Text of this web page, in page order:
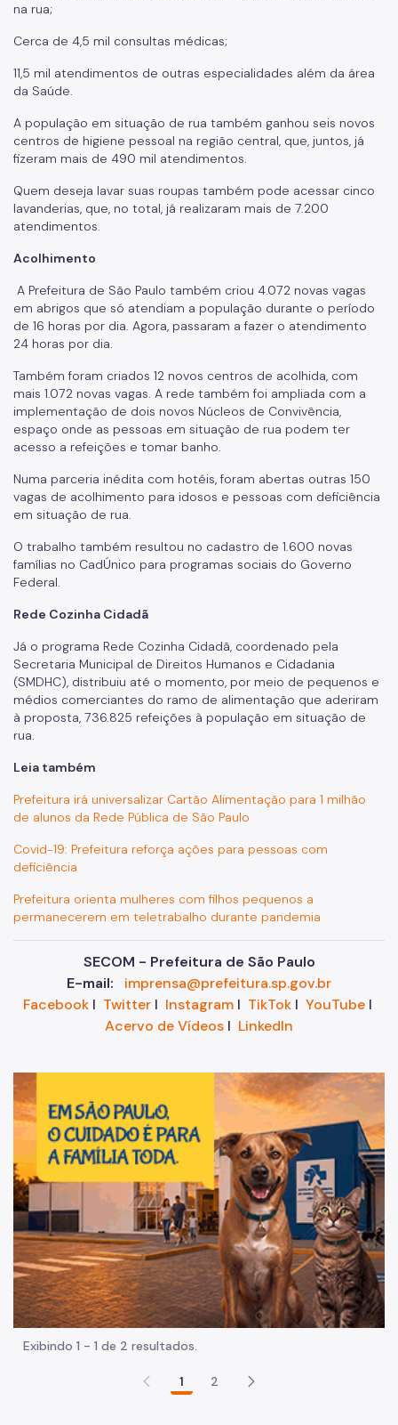
na rua;
Cerca de 4,5 mil consultas médicas;
11,5 mil atendimentos de outras especialidades além da área
da Saúde.
A população em situação de rua também ganhou seis novos
centros de higiene pessoal na região central, que, juntos, já
fizeram mais de 490 mil atendimentos.
Quem deseja lavar suas roupas também pode acessar cinco
lavanderias, que, no total, já realizaram mais de 7.200
atendimentos.
Acolhimento
A Prefeitura de São Paulo também criou 4.072 novas vagas
em abrigos que só atendiam a população durante o período
de 16 horas por dia. Agora, passaram a fazer o atendimento
24 horas por dia.
Também foram criados 12 novos centros de acolhida, com
mais 1.072 novas vagas. A rede também foi ampliada com a
implementação de dois novos Núcleos de Convivência,
espaço onde as pessoas em situação de rua podem ter
acesso a refeições e tomar banho.
Numa parceria inédita com hotéis, foram abertas outras 150
vagas de acolhimento para idosos e pessoas com deficiência
em situação de rua.
O trabalho também resultou no cadastro de 1.600 novas
famílias no CadÚnico para programas sociais do Governo
Federal.
Rede Cozinha Cidadã
Já o programa Rede Cozinha Cidadã, coordenado pela
Secretaria Municipal de Direitos Humanos e Cidadania
(SMDHC), distribuiu até o momento, por meio de pequenos e
médios comerciantes do ramo de alimentação que aderiram
à proposta, 736.825 refeições à população em situação de
rua.
Leia também
Prefeitura irá universalizar Cartão Alimentação para 1 milhão
de alunos da Rede Pública de São Paulo
Covid-19: Prefeitura reforça ações para pessoas com
deficiência
Prefeitura orienta mulheres com filhos pequenos a
permanecerem em teletrabalho durante pandemia
SECOM - Prefeitura de São Paulo
E-mail:
imprensa@prefeitura.sp.gov.br
FacebookI TwitterI InstagramI TikTokI YouTubeI
Acervo de Vídeos I LinkedIn
Exibindo 1 - 1 de 2 resultados.
1 2